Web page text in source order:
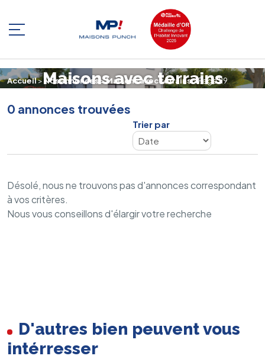
Nous rejoindre
Qui sommes-nous ?
Nos annonces
Nos réalisations
Extension
Rénovation Energétique
Être rappelé
Accueil> Nos annonces >Maisons avec terrains> Page 119
Maisons avec terrains
0 annonces trouvées
Trier par
Désolé, nous ne trouvons pas d'annonces correspondant
à vos critères.
Nous vous conseillons d'élargir votre recherche
D'autres bien peuvent vous
intérresser